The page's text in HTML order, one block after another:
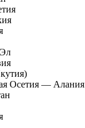
Осетия — Алания